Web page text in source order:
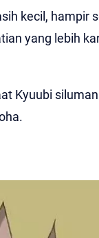
kecil, hampir
yang lebih
Kyuubi